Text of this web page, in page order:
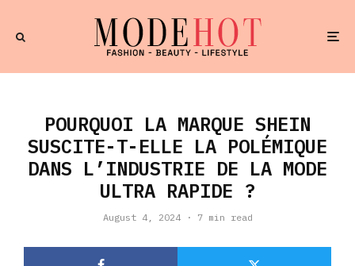
POURQUOI LA MARQUE SHEIN
SUSCITE-T-ELLE LA POLÉMIQUE
DANS L’INDUSTRIE DE LA MODE
ULTRA RAPIDE ?
August 4, 2024 · 7 min read